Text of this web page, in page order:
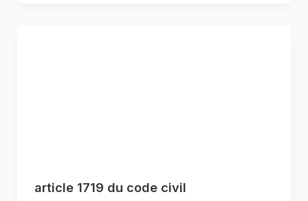
article 1719 du code civil